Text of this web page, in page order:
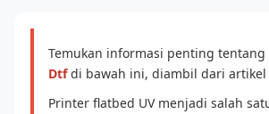
Temukan informasi penting tentang
Dtfdi bawah ini, diambil dari artikel
Printer flatbed UV menjadi salah